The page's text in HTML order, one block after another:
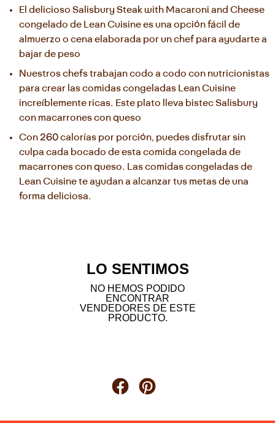
El delicioso Salisbury Steak with Macaroni and Cheese
congelado de Lean Cuisine es una opción fácil de
almuerzo o cena elaborada por un chef para ayudarte a
bajar de peso
Nuestros chefs trabajan codo a codo con nutricionistas
para crear las comidas congeladas Lean Cuisine
increíblemente ricas. Este plato lleva bistec Salisbury
con macarrones con queso
Con 260 calorías por porción, puedes disfrutar sin
culpa cada bocado de esta comida congelada de
macarrones con queso. Las comidas congeladas de
Lean Cuisine te ayudan a alcanzar tus metas de una
forma deliciosa.
LO SENTIMOS
NO HEMOS PODIDO
ENCONTRAR
VENDEDORES DE ESTE
PRODUCTO.